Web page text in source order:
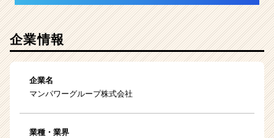
企業情報
企業名
マンパワーグループ株式会社
業種・業界